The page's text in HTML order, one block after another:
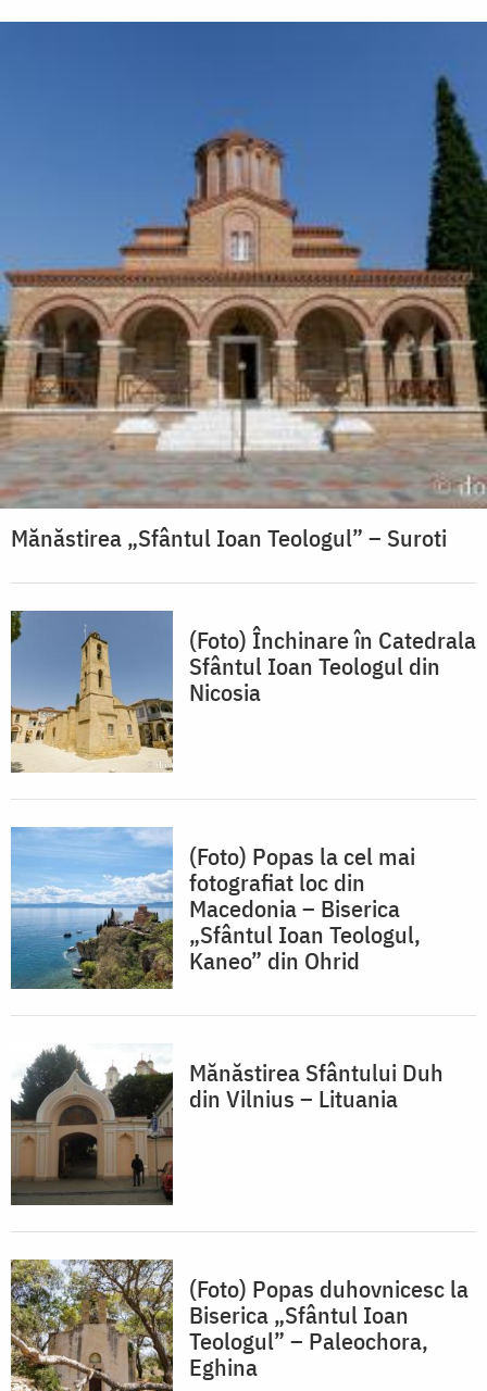
Mănăstirea „Sfântul Ioan Teologul” – Suroti
(Foto) Închinare în Catedrala
Sfântul Ioan Teologul din
Nicosia
(Foto) Popas la cel mai
fotografiat loc din
Macedonia – Biserica
„Sfântul Ioan Teologul,
Kaneo” din Ohrid
Mănăstirea Sfântului Duh
din Vilnius – Lituania
(Foto) Popas duhovnicesc la
Biserica „Sfântul Ioan
Teologul” – Paleochora,
Eghina